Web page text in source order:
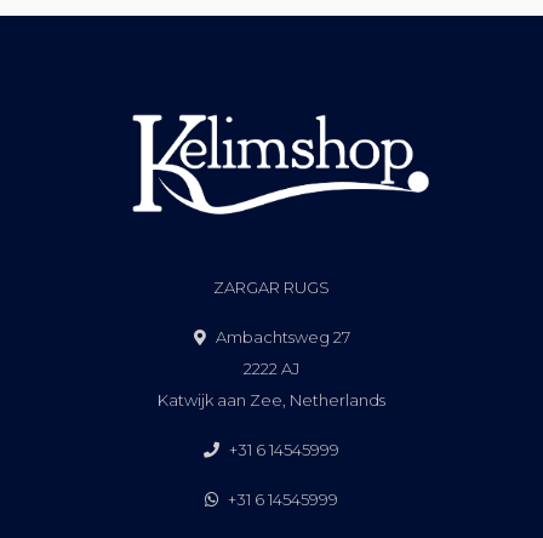
ZARGAR RUGS
Ambachtsweg 27
2222 AJ
Katwijk aan Zee, Netherlands
+31 6 14545999
+31 6 14545999